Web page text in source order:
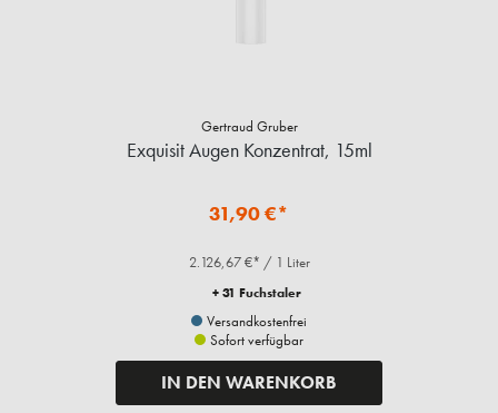
Gertraud Gruber
Exquisit Augen Konzentrat, 15ml
31,90 €*
2.126,67 €* / 1 Liter
+ 31 Fuchstaler
Versandkostenfrei
Sofort verfügbar
IN DEN WARENKORB